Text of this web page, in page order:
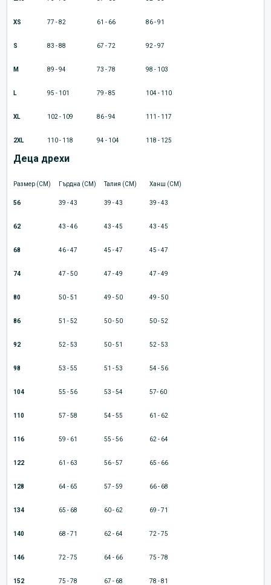
XS 77 - 82 61 - 66 86 - 91
S 83 - 88 67 - 72 92 - 97
M 89 - 94 73 - 78 98 - 103
L 95 - 101 79 - 85 104 - 110
XL 102 - 109 86 - 94 111 - 117
2XL 110 - 118 94 - 104 118 - 125
Деца дрехи
Размер (CM) Гърдна (CM) Талия (CM) Ханш (CM)
56 39 - 43 39 - 43 39 - 43
62 43 - 46 43 - 45 43 - 45
68 46 - 47 45 - 47 45 - 47
74 47 - 50 47 - 49 47 - 49
80 50 - 51 49 - 50 49 - 50
86 51 - 52 50 - 50 50 - 52
92 52 - 53 50 - 51 52 - 53
98 53 - 55 51 - 53 54 - 56
104 55 - 56 53 - 54 57- 60
110 57 - 58 54 - 55 61 - 62
116 59 - 61 55 - 56 62 - 64
122 61 - 63 56 - 57 65 - 66
128 64 - 65 57 - 59 66 - 68
134 65 - 68 60 - 62 69 - 71
140 68 - 71 62 - 64 72 - 75
146 72 - 75 64 - 66 75 - 78
152 75 - 78 67 - 68 78 - 81